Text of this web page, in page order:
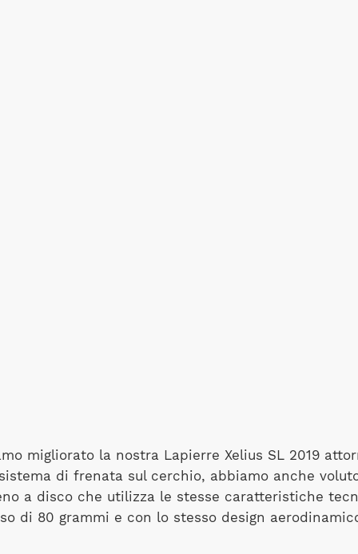
migliorato la nostra Lapierre Xelius SL 2019
di frenata sul cerchio, abbiamo anche
a disco che utilizza le stesse caratteristiche
di 80 grammi e con lo stesso design